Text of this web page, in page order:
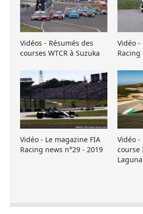
Vidéos - Résumés des
courses WTCR à Suzuka
Vidéo -
Racing
Vidéo - Le magazine FIA
Racing news n°29 - 2019
Vidéo -
course